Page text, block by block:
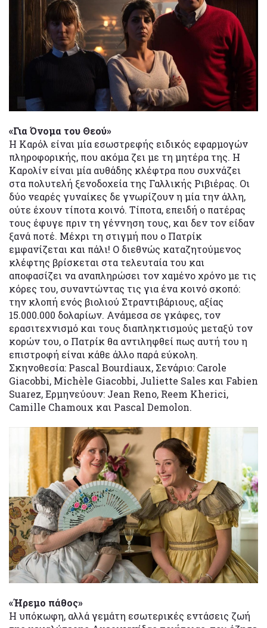
«Για Όνομα του Θεού»
Η Καρόλ είναι μία εσωστρεφής ειδικός εφαρμογών
πληροφορικής, που ακόμα ζει με τη μητέρα της. Η
Καρολίν είναι μία αυθάδης κλέφτρα που συχνάζει
στα πολυτελή ξενοδοχεία της Γαλλικής Ριβιέρας. Οι
δύο νεαρές γυναίκες δε γνωρίζουν η μία την άλλη,
ούτε έχουν τίποτα κοινό. Τίποτα, επειδή ο πατέρας
τους έφυγε πριν τη γέννηση τους, και δεν τον είδαν
ξανά ποτέ. Μέχρι τη στιγμή που ο Πατρίκ
εμφανίζεται και πάλι! Ο διεθνώς καταζητούμενος
κλέφτης βρίσκεται στα τελευταία του και
αποφασίζει να αναπληρώσει τον χαμένο χρόνο με τις
κόρες του, συναντώντας τις για ένα κοινό σκοπό:
την κλοπή ενός βιολιού Στραντιβάριους, αξίας
15.000.000 δολαρίων. Ανάμεσα σε γκάφες, τον
ερασιτεχνισμό και τους διαπληκτισμούς μεταξύ τον
κορών του, ο Πατρίκ θα αντιληφθεί πως αυτή του η
επιστροφή είναι κάθε άλλο παρά εύκολη.
Σκηνοθεσία: Pascal Bourdiaux, Σενάριο: Carole
Giacobbi, Michèle Giacobbi, Juliette Sales και Fabien
Suarez, Ερμηνεύουν: Jean Reno, Reem Kherici,
Camille Chamoux και Pascal Demolon.
«Ήρεμο πάθος»
Η υπόκωφη, αλλά γεμάτη εσωτερικές εντάσεις ζωή